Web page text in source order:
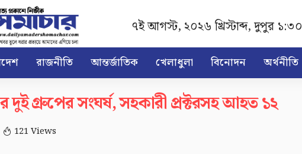
৭ই আগস্ট, ২০২৬ খ্রিস্টাব্দ,দুপুর ১:৩০
রাজনীতি আন্তর্জাতিক খেলাধুলা বিনোদন অর্থনীতি
দুই গ্রুপের সংঘর্ষ, সহকারী প্রক্টরসহ আহত ১২
121 Views